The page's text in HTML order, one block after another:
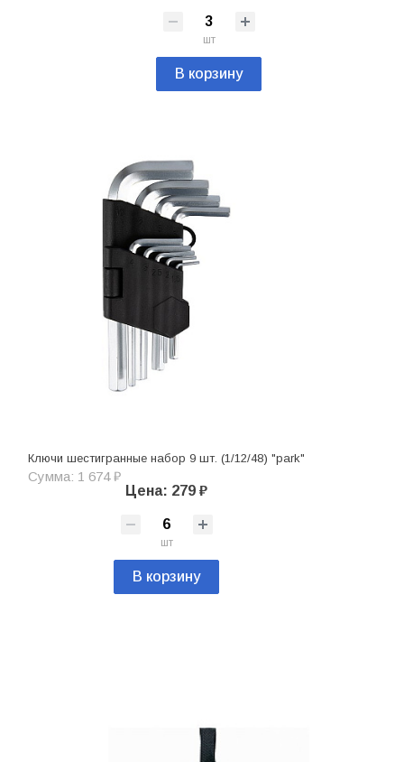
шт
В корзину
Ключи шестигранные набор 9 шт. (1/12/48) "park"
Сумма: 1 674 ₽
Цена: 279 ₽
шт
В корзину